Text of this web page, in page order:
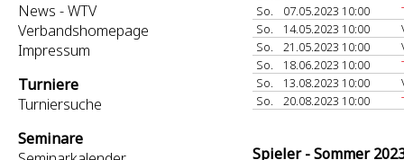
News - WTV
Verbandshomepage
Impressum
Turniere
Turniersuche
Seminare
So.
07.05.2023 10:00
So.
14.05.2023 10:00
So.
21.05.2023 10:00
So.
18.06.2023 10:00
So.
13.08.2023 10:00
So.
20.08.2023 10:00
Spieler - Sommer